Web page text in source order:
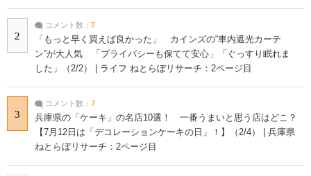
2
コメント数： 7
「もっと早く買えば良かった」 カインズの“車内遮光カーテ
ン”が大人気 「プライバシーも保てて安心」「ぐっすり眠れま
した」（2/2） | ライフ ねとらぼリサーチ：2ページ目
3
コメント数： 7
兵庫県の「ケーキ」の名店10選！ 一番うまいと思う店はどこ？
【7月12日は「デコレーションケーキの日」！】（2/4） | 兵庫県
ねとらぼリサーチ：2ページ目